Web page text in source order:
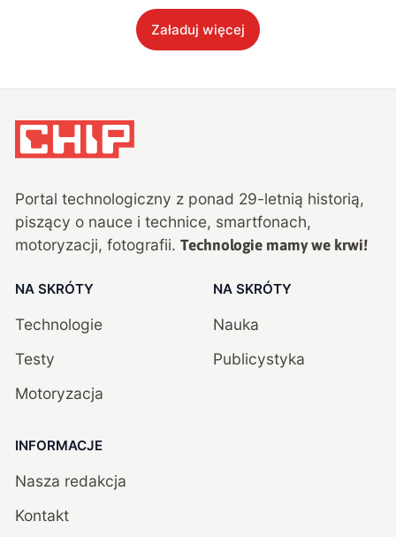
Załaduj więcej
Portal technologiczny z ponad 29-letnią historią,
piszący o nauce i technice, smartfonach,
motoryzacji, fotografii. Technologie mamy we krwi!
NA SKRÓTY
Technologie
Testy
Motoryzacja
NA SKRÓTY
Nauka
Publicystyka
INFORMACJE
Nasza redakcja
Kontakt